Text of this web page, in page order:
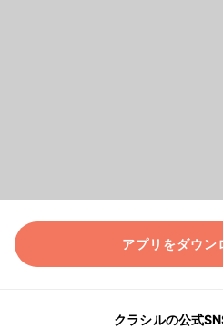
アプリをダウン
クラシルの公式